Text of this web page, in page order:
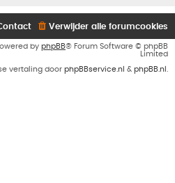
Verwijder alle forumcookies
by phpBB® Forum Software © phpBB
Limited
vertaling door phpBBservice.nl & phpBB.nl .